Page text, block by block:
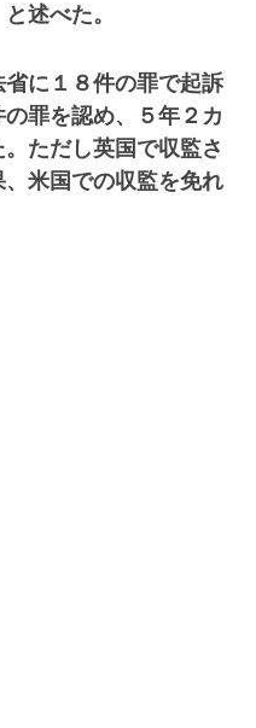
述べた。
に１８件の罪で起訴
罪を認め、５年２カ
ただし英国で収監さ
米国での収監を免れ